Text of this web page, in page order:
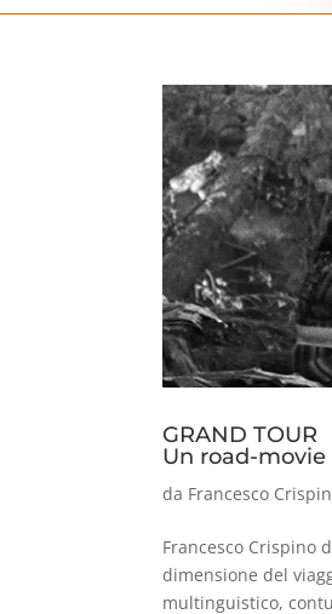
GRAND TOUR
Un road-
da Francesco
Francesco Crispino
dimensione del
multinguistico,